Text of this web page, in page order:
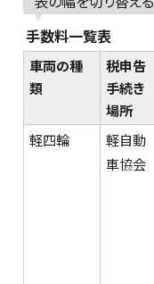
手数料一覧表
車両の種
類
税申告
手続き
場所
軽四輪
軽自動
車協会